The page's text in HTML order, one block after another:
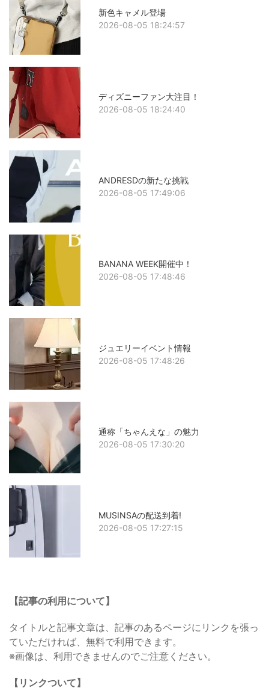
新色キャメル登場
2026-08-05 18:24:57
ディズニーファン大注目！
2026-08-05 18:24:40
ANDRESDの新たな挑戦
2026-08-05 17:49:06
BANANA WEEK開催中！
2026-08-05 17:48:46
ジュエリーイベント情報
2026-08-05 17:48:26
通称「ちゃんえな」の魅力
2026-08-05 17:30:20
MUSINSAの配送到着!
2026-08-05 17:27:15
【記事の利用について】
タイトルと記事文章は、記事のあるページにリンクを張っ
ていただければ、無料で利用できます。
※画像は、利用できませんのでご注意ください。
【リンクついて】